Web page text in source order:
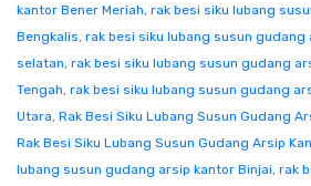
kantor Bener Meriah, rak besi siku lubang
Bengkalis, rak besi siku lubang susun gudang
selatan, rak besi siku lubang susun gudang
Tengah, rak besi siku lubang susun gudang
Utara, Rak Besi Siku Lubang Susun Gudang
Rak Besi Siku Lubang Susun Gudang Arsip
lubang susun gudang arsip kantor Binjai, rak